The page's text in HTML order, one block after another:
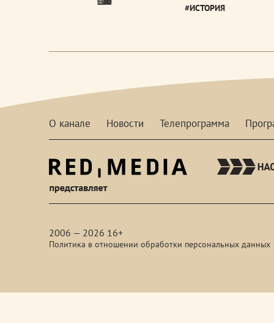
#ИСТОРИЯ
О канале Новости Телепрограмма
2006 — 2026 16+
Политика в отношении обработки персональных данных